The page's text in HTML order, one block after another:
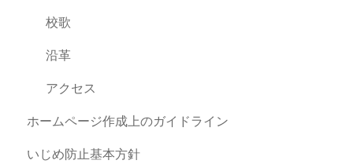
校歌
沿革
アクセス
ホームページ作成上のガイドライン
いじめ防止基本方針